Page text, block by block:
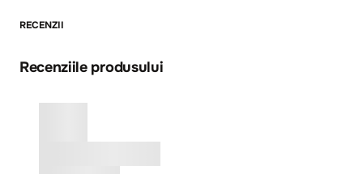
RECENZII
Recenziile produsului